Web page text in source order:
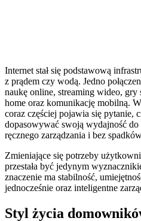
Internet stał się podstawową
z prądem czy wodą. Jedno
naukę online, streaming wideo, gry
home oraz komunikację mobilną.
coraz częściej pojawia się pytanie,
dopasowywać swoją wydajność
ręcznego zarządzania i bez
Zmieniające się potrzeby
przestała być jedynym
znaczenie ma stabilność,
jednocześnie oraz inteligentne
Styl życia